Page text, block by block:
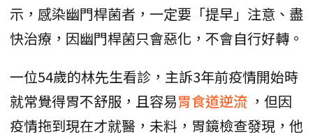
示，感染幽門桿菌者，一定要「提早」注意、盡
快治療，因幽門桿菌只會惡化，不會自行好轉。
一位54歲的林先生看診，主訴3年前疫情開始時
就常覺得胃不舒服，且容易胃食道逆流 ，但因
疫情拖到現在才就醫，未料，胃鏡檢查發現，他